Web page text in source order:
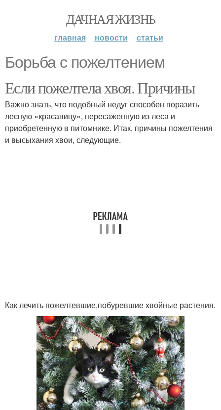
ДАЧНАЯ ЖИЗНЬ
главная новости статьи
Борьба с пожелтением
Если пожелтела хвоя. Причины
Важно знать, что подобный недуг способен поразить
лесную «красавицу», пересаженную из леса и
приобретенную в питомнике. Итак, причины пожелтения
и высыхания хвои, следующие.
Как лечить пожелтевшие,побуревшие хвойные растения.